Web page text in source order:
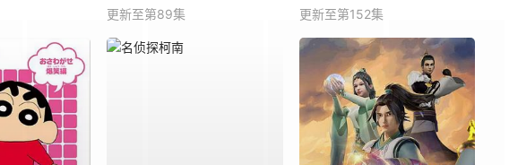
更新至第89集
更新至第152集